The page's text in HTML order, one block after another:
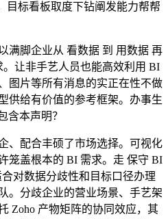
目标看板取度下钻阐发能力帮帮
脚企业从 看数据 到 用数据 再
让非手艺人员也能高效利用 BI
图片等所有消息的实正在性不做
供给有价值的参考框架。办事生
含本声明？
配合丰硕了市场选择。可视化
笼盖根本的 BI 需求。走 保守 BI
对数据分歧性和目标口径办理
。分歧企业的营业场景、手艺架
Zoho 产物矩阵的协同效应，其